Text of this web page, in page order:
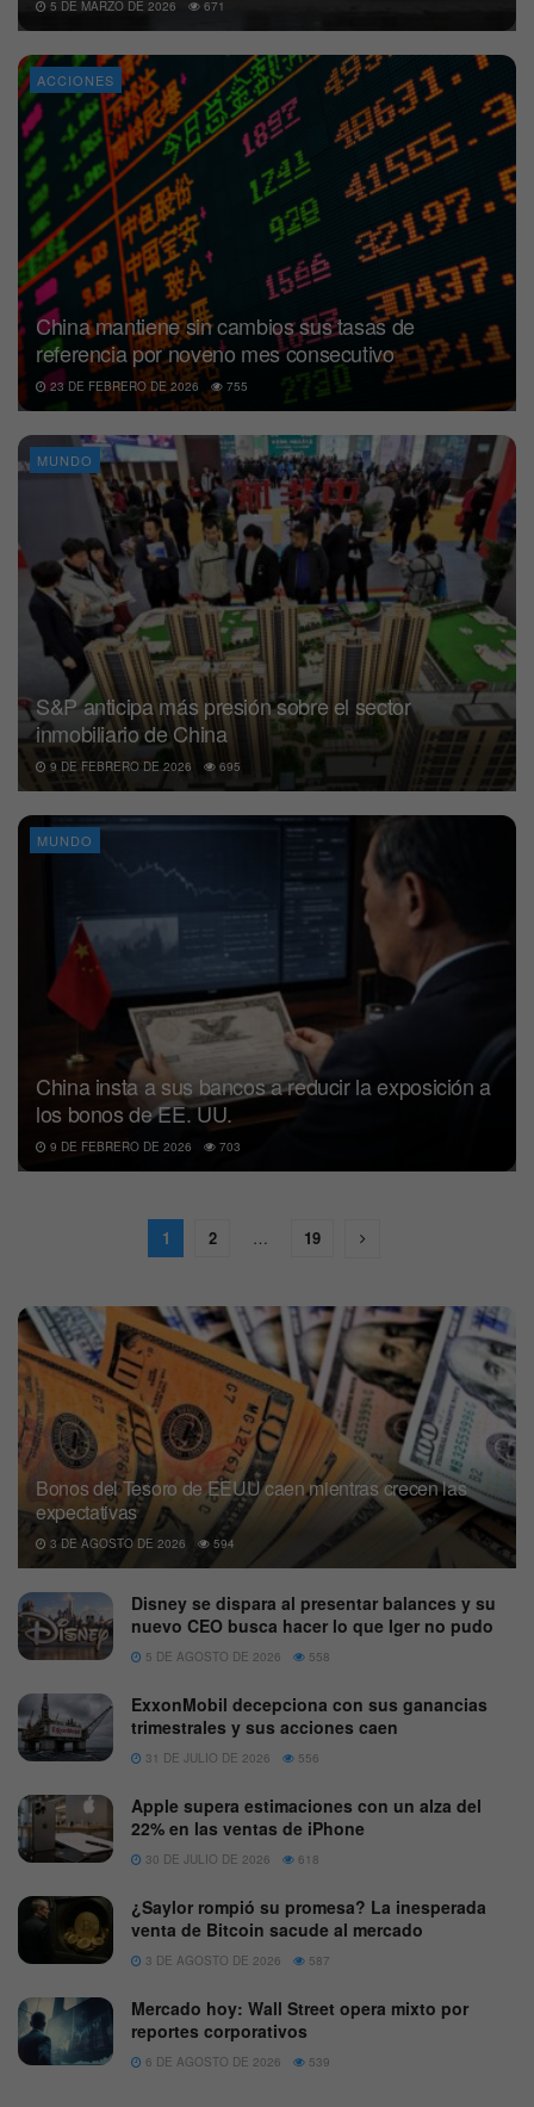
5 DE MARZO DE 2026 671
ACCIONES
China mantiene sin cambios sus tasas de
referencia por noveno mes consecutivo
23 DE FEBRERO DE 2026 755
MUNDO
S&P anticipa más presión sobre el sector
inmobiliario de China
9 DE FEBRERO DE 2026 695
MUNDO
China insta a sus bancos a reducir la exposición a
los bonos de EE. UU.
9 DE FEBRERO DE 2026 703
1 2 … 19
Bonos del Tesoro de EEUU caen mientras crecen las
expectativas
3 DE AGOSTO DE 2026 594
Disney se dispara al presentar balances y su
nuevo CEO busca hacer lo que Iger no pudo
5 DE AGOSTO DE 2026 558
ExxonMobil decepciona con sus ganancias
trimestrales y sus acciones caen
31 DE JULIO DE 2026 556
Apple supera estimaciones con un alza del
22% en las ventas de iPhone
30 DE JULIO DE 2026 618
¿Saylor rompió su promesa? La inesperada
venta de Bitcoin sacude al mercado
3 DE AGOSTO DE 2026 587
Mercado hoy: Wall Street opera mixto por
reportes corporativos
6 DE AGOSTO DE 2026 539